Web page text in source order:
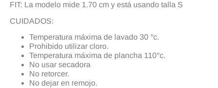
FIT: La modelo mide 1.70 cm y está usando talla S
CUIDADOS:
Temperatura máxima de lavado 30 °c.
Prohibido utilizar cloro.
Temperatura máxima de plancha 110°c.
No usar secadora
No retorcer.
No dejar en remojo.